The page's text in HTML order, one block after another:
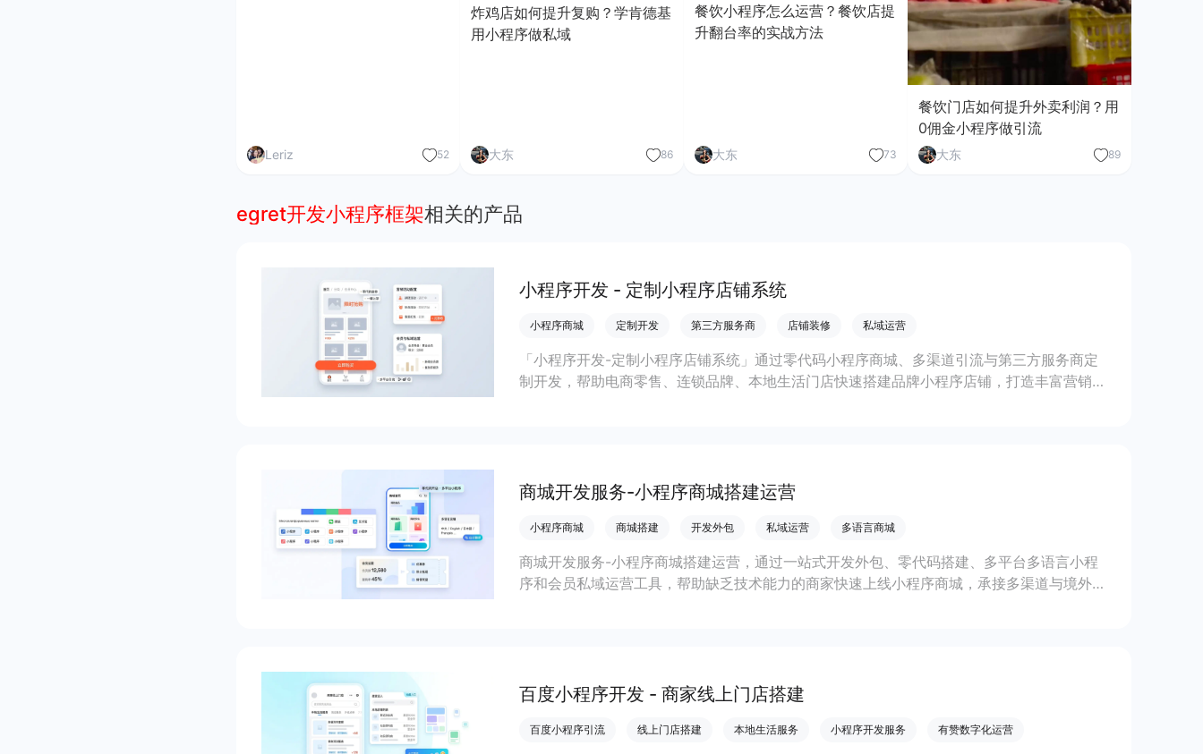
Leriz 52
炸鸡店如何提升复购？学肯德基
用小程序做私域
大东 86
餐饮小程序怎么运营？餐饮店提
升翻台率的实战方法
大东 73
餐饮门店如何提升外卖利润？用
0佣金小程序做引流
大东 89
egret开发小程序框架相关的产品
小程序开发 - 定制小程序店铺系统
小程序商城 定制开发 第三方服务商 店铺装修 私域运营
「小程序开发-定制小程序店铺系统」通过零代码小程序商城、多渠道引流与第三方服务商定
制开发，帮助电商零售、连锁品牌、本地生活门店快速搭建品牌小程序店铺，打造丰富营销与
商城开发服务-小程序商城搭建运营
小程序商城 商城搭建 开发外包 私域运营 多语言商城
商城开发服务-小程序商城搭建运营，通过一站式开发外包、零代码搭建、多平台多语言小程
序和会员私域运营工具，帮助缺乏技术能力的商家快速上线小程序商城，承接多渠道与境外客
百度小程序开发 - 商家线上门店搭建
百度小程序引流 线上门店搭建 本地生活服务 小程序开发服务 有赞数字化运营